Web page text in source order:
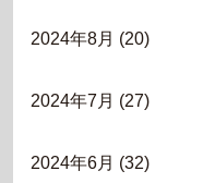
2024年8月 (20)
2024年7月 (27)
2024年6月 (32)